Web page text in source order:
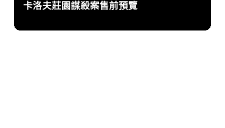
卡洛夫莊園謀殺案售前預覽